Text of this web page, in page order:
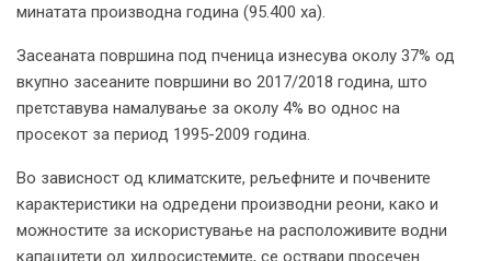
минатата производна година (95.400 ха).
Засеаната површина под пченица изнесува околу 37% од
вкупно засеаните површини во 2017/2018 година, што
претставува намалување за околу 4% во однос на
просекот за период 1995-2009 година.
Во зависност од климатските, рељефните и почвените
карактеристики на одредени производни реони, како и
можностите за искористување на расположивите водни
капацитети од хидросистемите, се оствари просечен